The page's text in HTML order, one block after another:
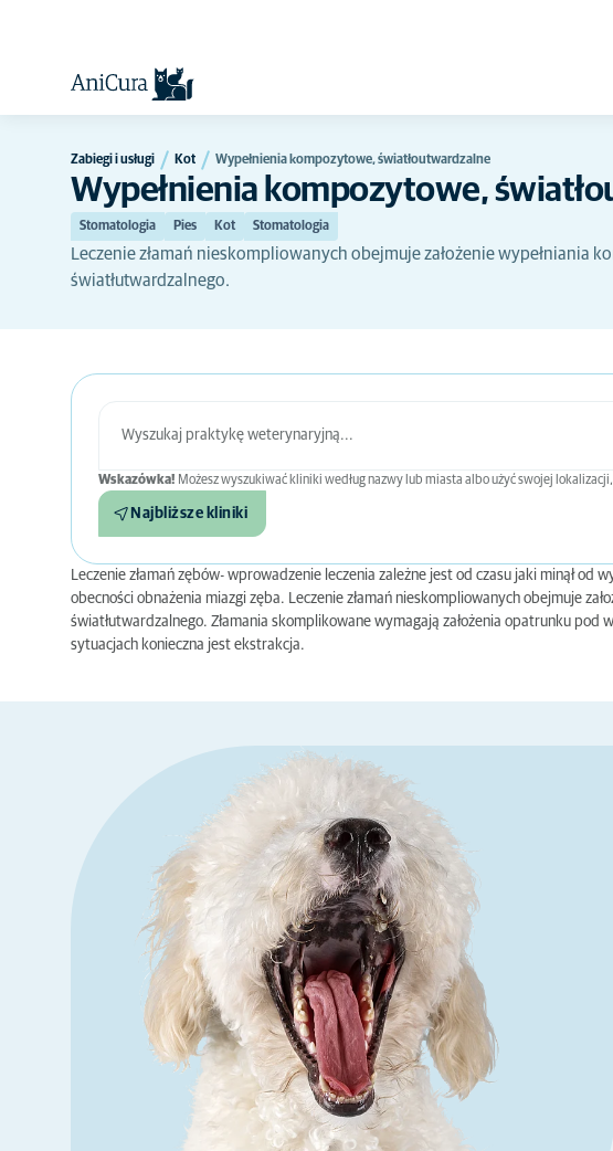
Zabiegi i usługi Kot Wypełnienia kompozytowe, światłoutwardzalne
Wypełnienia kompozytowe,
Stomatologia Pies Kot Stomatologia
Leczenie złamań nieskompliowanych obejmuje założenie wypełniania
światłutwardzalnego.
Wskazówka! Możesz wyszukiwać kliniki według nazwy lub miasta albo użyć swojej
Najbliższe kliniki
Leczenie złamań zębów- wprowadzenie leczenia zależne jest od czasu jaki minął od
obecności obnażenia miazgi zęba. Leczenie złamań nieskompliowanych obejmuje
światłutwardzalnego. Złamania skomplikowane wymagają założenia opatrunku pod
sytuacjach konieczna jest ekstrakcja.